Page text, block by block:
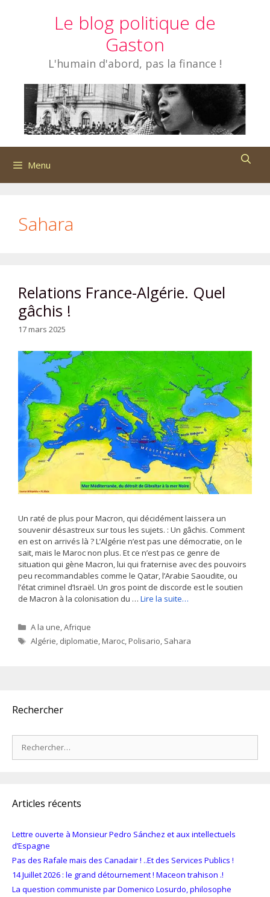
Le blog politique de
Gaston
L'humain d'abord, pas la finance !
Menu
Sahara
Relations France-Algérie. Quel
gâchis !
17 mars 2025
Un raté de plus pour Macron, qui décidément laissera un
souvenir désastreux sur tous les sujets. : Un gâchis. Comment
en est on arrivés là ? L’Algérie n’est pas une démocratie, on le
sait, mais le Maroc non plus. Et ce n’est pas ce genre de
situation qui gène Macron, lui qui fraternise avec des pouvoirs
peu recommandables comme le Qatar, l’Arabie Saoudite, ou
l’état criminel d’Israël. Un gros point de discorde est le soutien
de Macron à la colonisation du … Lire la suite…
Catégories
A la une Afrique
Étiquettes
Algérie diplomatie Maroc, Polisario Sahara
Rechercher
Articles récents
Lettre ouverte à Monsieur Pedro Sánchez et aux intellectuels
d’Espagne
Pas des Rafale mais des Canadair ! ..Et des Services Publics !
14 Juillet 2026 : le grand détournement ! Maceon trahison .!
La question communiste par Domenico Losurdo, philosophe